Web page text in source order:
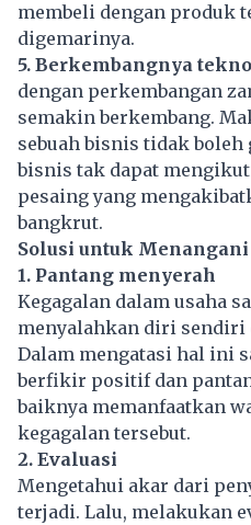
membeli dengan produk
digemarinya.
5. Berkembangnya
dengan perkembangan
semakin berkembang.
sebuah bisnis tidak
bisnis tak dapat
pesaing yang
bangkrut.
Solusi untuk
1. Pantang menyerah
Kegagalan dalam usaha
menyalahkan diri sendiri
Dalam mengatasi hal ini
berfikir positif dan
baiknya memanfaatkan
kegagalan tersebut.
2. Evaluasi
Mengetahui akar dari
terjadi. Lalu, melakukan